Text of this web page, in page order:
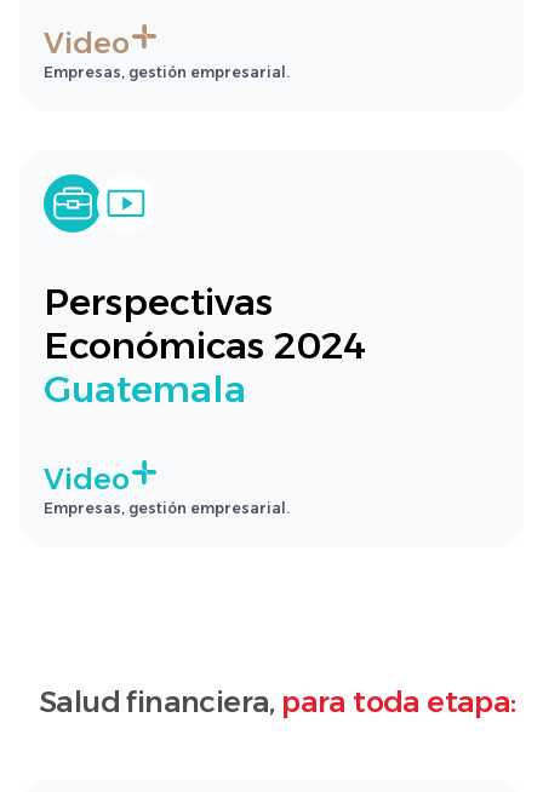
Video
Empresas, gestión empresarial.
Perspectivas
Económicas 2024
Guatemala
Video
Empresas, gestión empresarial.
Salud financiera, para toda etapa: